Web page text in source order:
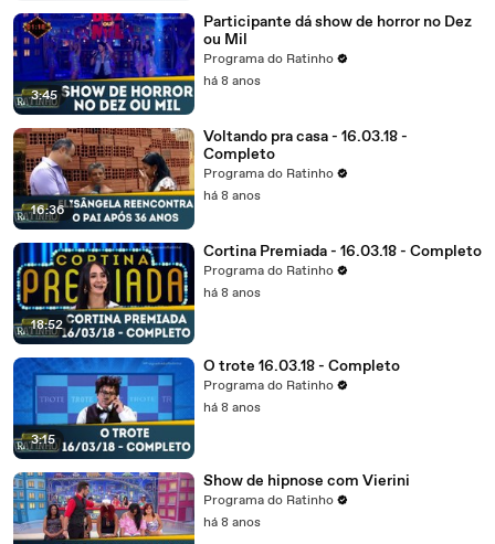
3:45
Participante dá show de horror no Dez
ou Mil
Programa do Ratinho
há 8 anos
16:36
Voltando pra casa - 16.03.18 -
Completo
Programa do Ratinho
há 8 anos
18:52
Cortina Premiada - 16.03.18 - Completo
Programa do Ratinho
há 8 anos
3:15
O trote 16.03.18 - Completo
Programa do Ratinho
há 8 anos
Show de hipnose com Vierini
Programa do Ratinho
há 8 anos